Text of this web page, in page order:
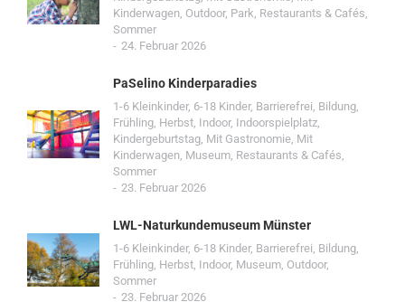
Kinderwagen, Outdoor, Park, Restaurants & Cafés,
Sommer
24. Februar 2026
PaSelino Kinderparadies
1-6 Kleinkinder, 6-18 Kinder, Barrierefrei, Bildung,
Frühling, Herbst, Indoor, Indoorspielplatz,
Kindergeburtstag, Mit Gastronomie, Mit
Kinderwagen, Museum, Restaurants & Cafés,
Sommer
23. Februar 2026
LWL-Naturkundemuseum Münster
1-6 Kleinkinder, 6-18 Kinder, Barrierefrei, Bildung,
Frühling, Herbst, Indoor, Museum, Outdoor,
Sommer
23. Februar 2026